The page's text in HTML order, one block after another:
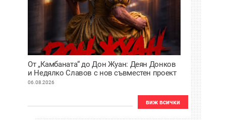
От „Камбаната“ до Дон Жуан: Деян Донков
и Недялко Славов с нов съвместен проект
в Пловдив
06.08.2026
виж всички